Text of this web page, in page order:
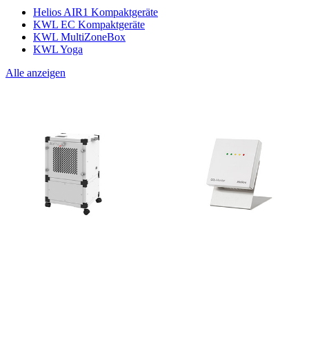
Helios AIR1 Kompaktgeräte
KWL EC Kompaktgeräte
KWL MultiZoneBox
KWL Yoga
Alle anzeigen